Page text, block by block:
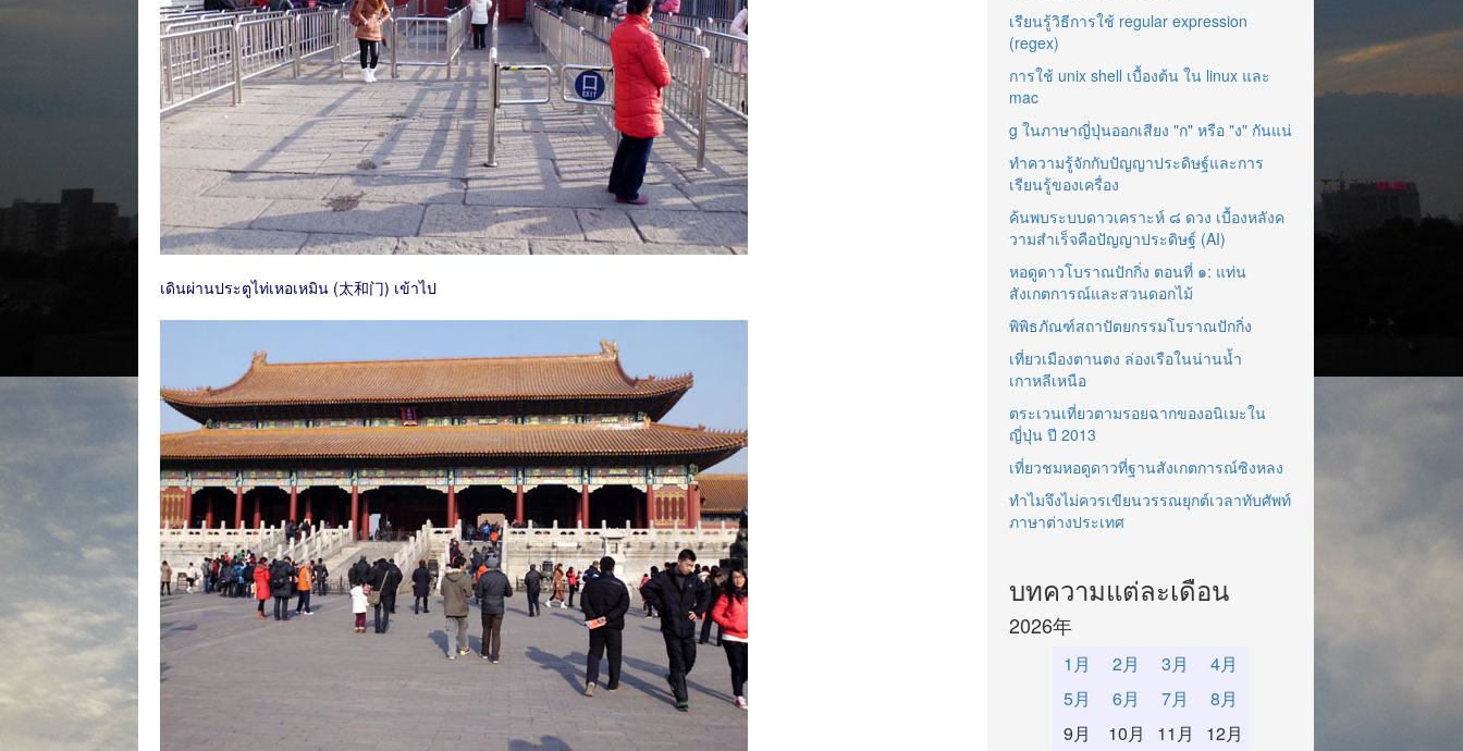
เดินผ่านประตูไท่เหอเหมิน (太和门) เข้าไป
เรียนรู้วิธีการใช้ regular expression
(regex)
การใช้ unix shell เบื้องต้น ใน linux และ
mac
g ในภาษาญี่ปุ่นออกเสียง "ก" หรือ "ง" กันแน่
ทำความรู้จักกับปัญญาประดิษฐ์และการ
เรียนรู้ของเครื่อง
ค้นพบระบบดาวเคราะห์ ๘ ดวง เบื้องหลังค
วามสำเร็จคือปัญญาประดิษฐ์ (AI)
หอดูดาวโบราณปักกิ่ง ตอนที่ ๑: แท่น
สังเกตการณ์และสวนดอกไม้
พิพิธภัณฑ์สถาปัตยกรรมโบราณปักกิ่ง
เที่ยวเมืองตานตง ล่องเรือในน่านน้ำ
เกาหลีเหนือ
ตระเวนเที่ยวตามรอยฉากของอนิเมะใน
ญี่ปุ่น ปี 2013
เที่ยวชมหอดูดาวที่ฐานสังเกตการณ์ซิงหลง
ทำไมจึงไม่ควรเขียนวรรณยุกต์เวลาทับศัพท์
ภาษาต่างประเทศ
บทความแต่ละเดือน
2026年
1月 2月 3月
4月
5月
6月 7月
8月
9月
10月 11月 12月